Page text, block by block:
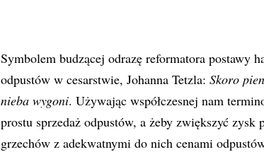
Symbolem budzącej odrazę reformatora postawy
odpustów w cesarstwie, Johanna Tetzla: Skoro
nieba wygoni. Używając współczesnej nam
prostu sprzedaż odpustów, a żeby zwiększyć zysk
grzechów z adekwatnymi do nich cenami